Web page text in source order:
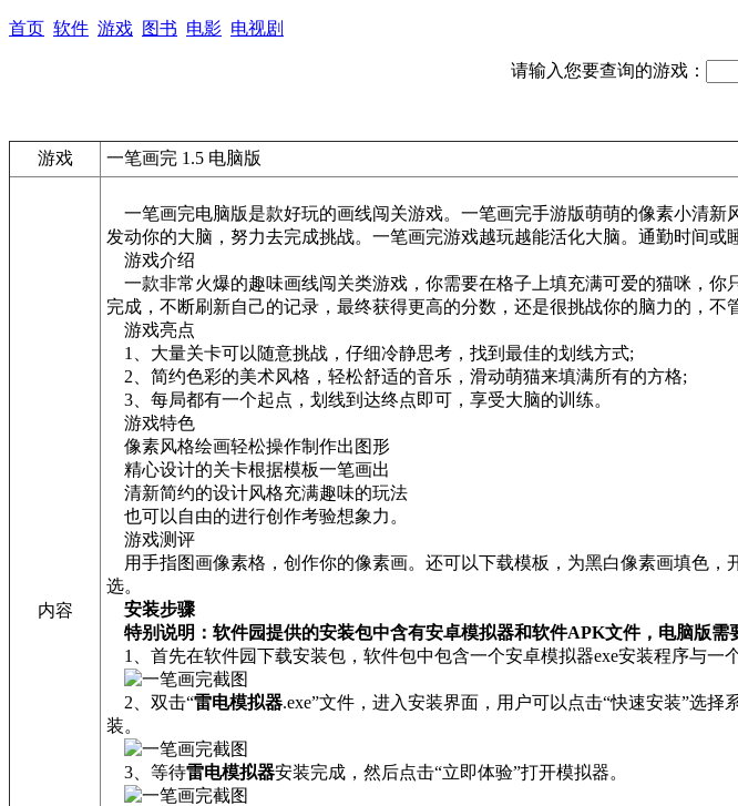
首页 软件 游戏 图书 电影 电视剧
请输入您要查询的游戏：
游戏 一笔画完 1.5 电脑版
内容
一笔画完电脑版是款好玩的画线闯关游戏。一笔画完手游版萌萌的像素小清新
发动你的大脑，努力去完成挑战。一笔画完游戏越玩越能活化大脑。通勤时间
游戏介绍
一款非常火爆的趣味画线闯关类游戏，你需要在格子上填充满可爱的猫咪，
完成，不断刷新自己的记录，最终获得更高的分数，还是很挑战你的脑力的，不
游戏亮点
1、大量关卡可以随意挑战，仔细冷静思考，找到最佳的划线方式;
2、简约色彩的美术风格，轻松舒适的音乐，滑动萌猫来填满所有的方格;
3、每局都有一个起点，划线到达终点即可，享受大脑的训练。
游戏特色
像素风格绘画轻松操作制作出图形
精心设计的关卡根据模板一笔画出
清新简约的设计风格充满趣味的玩法
也可以自由的进行创作考验想象力。
游戏测评
用手指图画像素格，创作你的像素画。还可以下载模板，为黑白像素画填色
选。
安装步骤
特别说明：软件园提供的安装包中含有安卓模拟器和软件APK文件，电脑版需
1、首先在软件园下载安装包，软件包中包含一个安卓模拟器exe安装程序与一
2、双击“雷电模拟器.exe”文件，进入安装界面，用户可以点击“快速安装”选
装。
3、等待雷电模拟器安装完成，然后点击“立即体验”打开模拟器。